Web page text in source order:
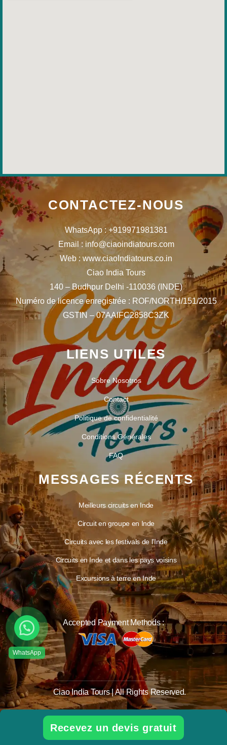
CONTACTEZ-NOUS
WhatsApp : +919971981381
Email : info@ciaoindiatours.com
Web : www.ciaoIndiatours.co.in
Ciao India Tours
140 – Budhpur Delhi -110036 (INDE)
Numéro de licence enregistrée : ROF/NORTH/151/2015
GSTIN – 07AAIFC2858C3ZK
LIENS UTILES
Sobre Nosotros
Contact
Politique de confidentialité
Conditions Générales
FAQ
MESSAGES RÉCENTS
Meilleurs circuits en Inde
Circuit en groupe en Inde
Circuits avec les festivals de l’Inde
Circuits en Inde et dans les pays voisins
Excursions à terre en Inde
Accepted Payment Methods :
Ciao India Tours | All Rights Reserved.
Recevez un devis gratuit